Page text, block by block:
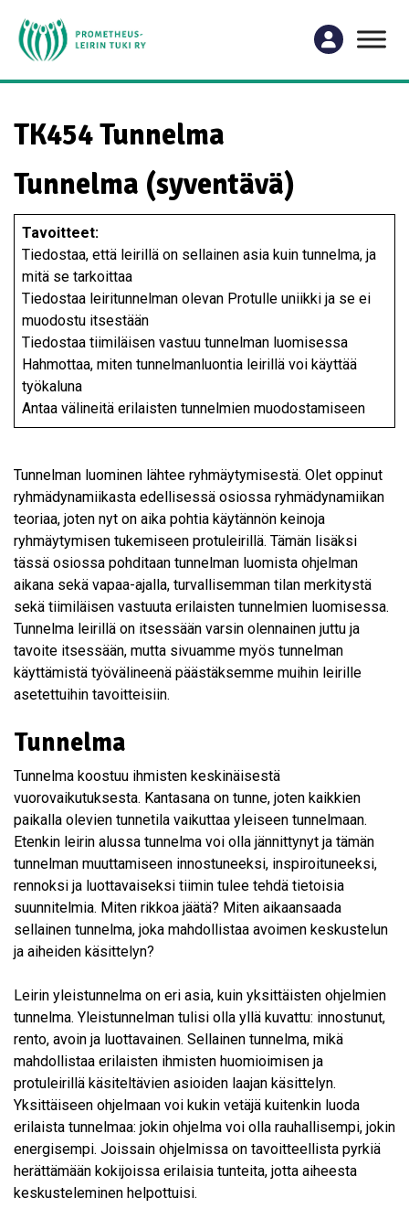
TK454 Tunnelma
Tunnelma (syventävä)
Tavoitteet:
Tiedostaa, että leirillä on sellainen asia kuin tunnelma, ja
mitä se tarkoittaa
Tiedostaa leiritunnelman olevan Protulle uniikki ja se ei
muodostu itsestään
Tiedostaa tiimiläisen vastuu tunnelman luomisessa
Hahmottaa, miten tunnelmanluontia leirillä voi käyttää
työkaluna
Antaa välineitä erilaisten tunnelmien muodostamiseen
Tunnelman luominen lähtee ryhmäytymisestä. Olet oppinut
ryhmädynamiikasta edellisessä osiossa ryhmädynamiikan
teoriaa, joten nyt on aika pohtia käytännön keinoja
ryhmäytymisen tukemiseen protuleirillä. Tämän lisäksi
tässä osiossa pohditaan tunnelman luomista ohjelman
aikana sekä vapaa-ajalla, turvallisemman tilan merkitystä
sekä tiimiläisen vastuuta erilaisten tunnelmien luomisessa.
Tunnelma leirillä on itsessään varsin olennainen juttu ja
tavoite itsessään, mutta sivuamme myös tunnelman
käyttämistä työvälineenä päästäksemme muihin leirille
asetettuihin tavoitteisiin.
Tunnelma
Tunnelma koostuu ihmisten keskinäisestä
vuorovaikutuksesta. Kantasana on tunne, joten kaikkien
paikalla olevien tunnetila vaikuttaa yleiseen tunnelmaan.
Etenkin leirin alussa tunnelma voi olla jännittynyt ja tämän
tunnelman muuttamiseen innostuneeksi, inspiroituneeksi,
rennoksi ja luottavaiseksi tiimin tulee tehdä tietoisia
suunnitelmia. Miten rikkoa jäätä? Miten aikaansaada
sellainen tunnelma, joka mahdollistaa avoimen keskustelun
ja aiheiden käsittelyn?
Leirin yleistunnelma on eri asia, kuin yksittäisten ohjelmien
tunnelma. Yleistunnelman tulisi olla yllä kuvattu: innostunut,
rento, avoin ja luottavainen. Sellainen tunnelma, mikä
mahdollistaa erilaisten ihmisten huomioimisen ja
protuleirillä käsiteltävien asioiden laajan käsittelyn.
Yksittäiseen ohjelmaan voi kukin vetäjä kuitenkin luoda
erilaista tunnelmaa: jokin ohjelma voi olla rauhallisempi, jokin
energisempi. Joissain ohjelmissa on tavoitteellista pyrkiä
herättämään kokijoissa erilaisia tunteita, jotta aiheesta
keskusteleminen helpottuisi.